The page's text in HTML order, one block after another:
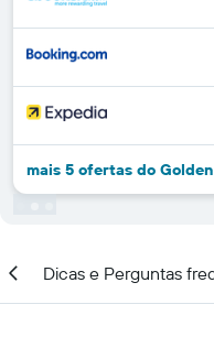
mais 5 ofertas do
Dicas e Perguntas